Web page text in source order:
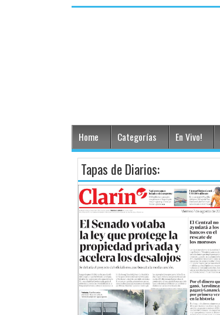
Home Categorías En Vivo!
Tapas de Diarios: